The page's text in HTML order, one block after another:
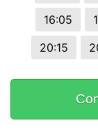
16:05
20:15